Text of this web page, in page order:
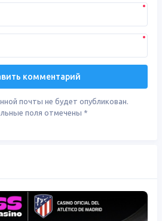
почты не будет опубликован.
поля отмечены *